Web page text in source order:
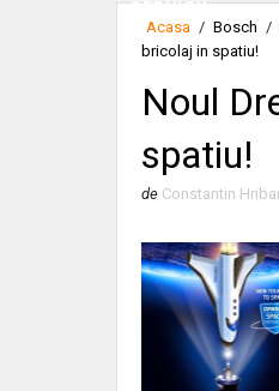
SERVICII
Acasa / Bosch /
bricolaj in spatiu!
Noul
spatiu!
de Constantin